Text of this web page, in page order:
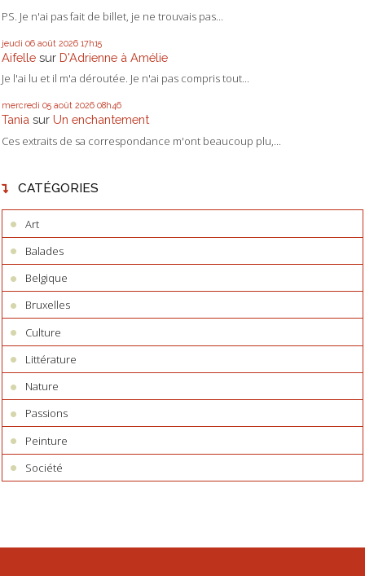
PS. Je n'ai pas fait de billet, je ne trouvais pas...
jeudi 06 août 2026 17h15
Aifelle sur D'Adrienne à Amélie
Je l'ai lu et il m'a déroutée. Je n'ai pas compris tout...
mercredi 05 août 2026 08h46
Tania sur Un enchantement
Ces extraits de sa correspondance m'ont beaucoup plu,...
CATÉGORIES
Art
Balades
Belgique
Bruxelles
Culture
Littérature
Nature
Passions
Peinture
Société